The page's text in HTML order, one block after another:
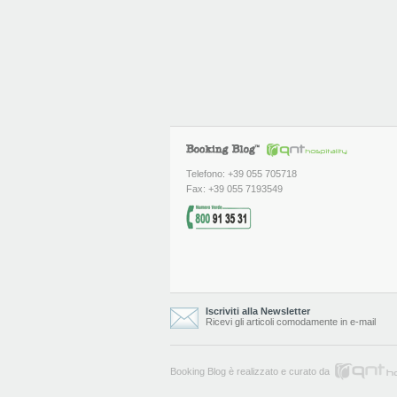
Telefono: +39 055 705718
Fax: +39 055 7193549
Iscriviti alla Newsletter
Ricevi gli articoli comodamente in e-mail
Booking Blog è realizzato e curato da